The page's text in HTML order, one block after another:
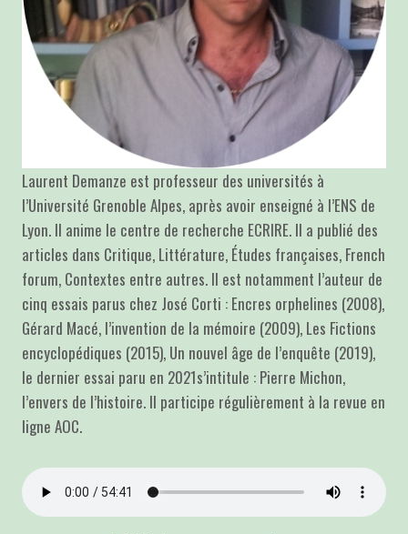
Laurent Demanze est professeur des universités à
l’Université Grenoble Alpes, après avoir enseigné à l’ENS de
Lyon. Il anime le centre de recherche ECRIRE. Il a publié des
articles dans Critique, Littérature, Études françaises, French
forum, Contextes entre autres. Il est notamment l’auteur de
cinq essais parus chez José Corti : Encres orphelines (2008),
Gérard Macé, l’invention de la mémoire (2009), Les Fictions
encyclopédiques (2015), Un nouvel âge de l’enquête (2019),
le dernier essai paru en 2021s’intitule : Pierre Michon,
l’envers de l’histoire. Il participe régulièrement à la revue en
ligne AOC.